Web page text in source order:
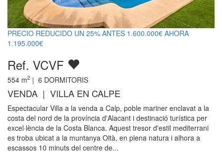
PRECIO REDUCIDO UN 25% ANTES 1.600.000€ AHORA
1.195.000€
Ref. VCVF
554 m2 | 6 DORMITORIS
VENDA | VILLA EN CALPE
Espectacular Villa a la venda a Calp, poble mariner enclavat a la
costa del nord de la província d'Alacant i destinació turística per
excel·lència de la Costa Blanca. Aquest tresor d'estil mediterrani
es troba ubicat a la muntanya Oltà, en plena natura i alhora a
escassos 10 minuts del centre de...